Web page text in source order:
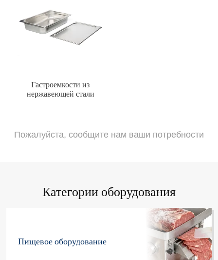
Гастроемкости из
нержавеющей стали
Пожалуйста, сообщите нам ваши потребности
Категории оборудования
Пищевое оборудование